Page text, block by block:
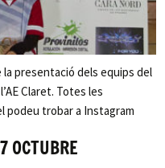
la presentació dels equips del
Claret. Totes les
podeu trobar a Instagram
OCTUBRE